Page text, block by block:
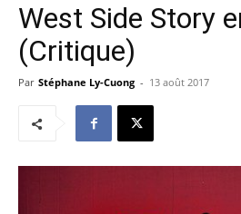
West Side Story
(Critique)
Par Stéphane Ly-Cuong - 13 août 2017